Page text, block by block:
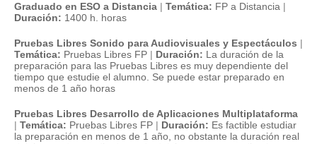
Graduado en ESO a Distancia | Temática: FP a Distancia |
Duración: 1400 h. horas
Pruebas Libres Sonido para Audiovisuales y Espectáculos |
Temática: Pruebas Libres FP | Duración: La duración de la
preparación para las Pruebas Libres es muy dependiente del
tiempo que estudie el alumno. Se puede estar preparado en
menos de 1 año horas
Pruebas Libres Desarrollo de Aplicaciones Multiplataforma
| Temática: Pruebas Libres FP | Duración: Es factible estudiar
la preparación en menos de 1 año, no obstante la duración real